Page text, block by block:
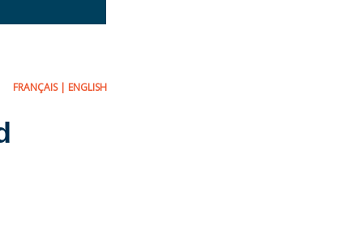
FRANÇAIS| ENGLISH